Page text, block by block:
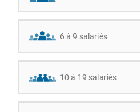
6 à 9 salariés
10 à 19 salariés